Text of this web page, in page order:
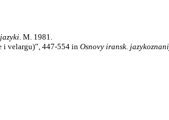
. M. 1981.
i velargu)”, 447-554 in Osnovy iransk.